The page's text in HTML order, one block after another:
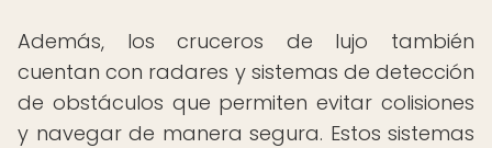
Además, los cruceros de lujo también
cuentan con radares y sistemas de detección
de obstáculos que permiten evitar colisiones
y navegar de manera segura. Estos sistemas